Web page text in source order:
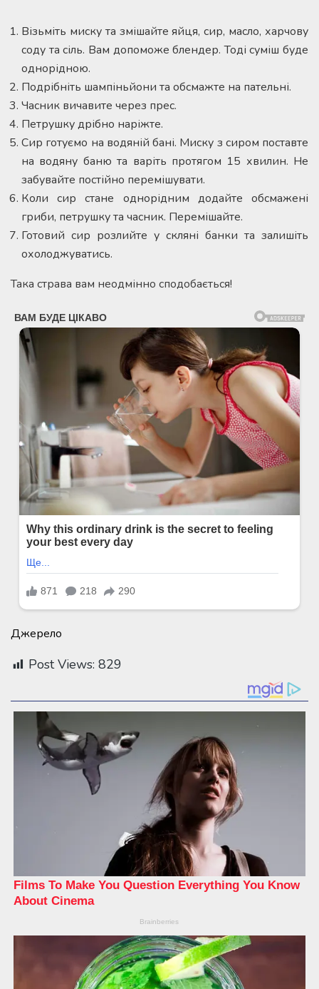
Візьміть миску та змішайте яйця, сир, масло, харчову
соду та сіль. Вам допоможе блендер. Тоді суміш буде
однорідною.
Подрібніть шампіньйони та обсмажте на пательні.
Часник вичавите через прес.
Петрушку дрібно наріжте.
Сир готуємо на водяній бані. Миску з сиром поставте
на водяну баню та варіть протягом 15 хвилин. Не
забувайте постійно перемішувати.
Коли сир стане однорідним додайте обсмажені
гриби, петрушку та часник. Перемішайте.
Готовий сир розлийте у скляні банки та залишіть
охолоджуватись.
Така страва вам неодмінно сподобається!
Джерело
Post Views: 829